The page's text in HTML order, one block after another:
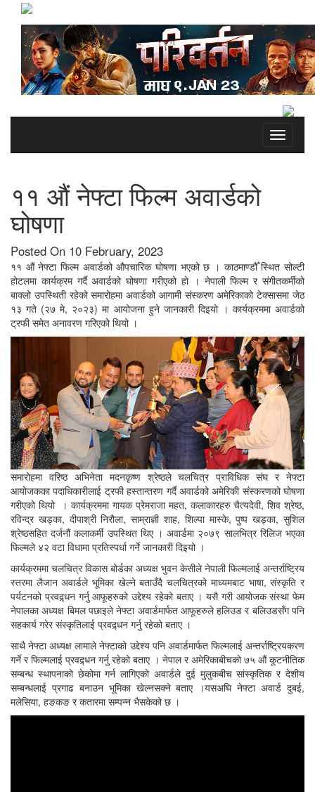
Toggle
११ औं नेफ्टा फिल्म अवार्डको
घोषणा
Posted On 10 February, 2023
११ औं नेफ्टा फिल्म अवार्डको औपचारिक घोषणा भएको छ । काठमाण्डौँ स्थित सोल्टी
होटलमा कार्यक्रम गर्दै अवार्डको घोषणा गरीएको हो । नेपाली फिल्म र संगीतकर्मीको
बाक्लो उपस्थिती रहेको समारोहमा अवार्डको आगामी संस्करण अमेरिकाको टेक्सासमा जेठ
१३ गते (२७ मे, २०२३) मा आयोजना हुने जानकारी दिइयो । कार्यक्रममा अवार्डको
ट्रफी समेत अनावरण गरिएको थियो ।
समारोहमा वरिष्ठ अभिनेता मदनकृष्ण श्रेष्ठले चलचित्र प्राविधिक संघ र नेफ्टा
आयोजकका पदाधिकारीलाई ट्रफी हस्तान्तरण गर्दै अवार्डको अमेरिकी संस्करणको घोषणा
गरीएको थियो । कार्यक्रममा गायक प्रेमराजा महत, कलाकारहरु चैत्यदेवी, शिव श्रेष्ठ,
रविन्द्र खड्का, दीपाश्री निरौला, साम्राज्ञी शाह, शिल्पा मास्के, पुष्प खड्का, सुशिल
श्रेष्ठसहित दर्जनौं कलाकर्मी उपस्थित थिए । अवार्डमा २०७९ सालभित्र रिलिज भएका
फिल्मले ४२ वटा विधामा प्रतिस्पर्धा गर्ने जानकारी दिइयो ।
कार्यक्रममा चलचित्र विकास बोर्डका अध्यक्ष भुवन केसीले नेपाली फिल्मलाई अन्तर्राष्ट्रिय
स्तरमा लैजान अवार्डले भूमिका खेल्ने बताउँदै चलचित्रको माध्यमबाट भाषा, संस्कृति र
पर्यटनको प्रवद्र्धन गर्नु आफूहरुको उद्देश्य रहेको बताए । यसै गरी आयोजक संस्था फेम
नेपालका अध्यक्ष बिमल पछाइले नेफ्टा अवार्डमार्फत आफूहरुले हलिउड र बलिउडसँग पनि
सहकार्य गरेर संस्कृतिलाई प्रवद्र्धन गर्नु रहेको बताए ।
साथै नेफ्टा अध्यक्ष लामाले नेफ्टाको उद्देश्य पनि अवार्डमार्फत फिल्मलाई अन्तर्राष्ट्रियकरण
गर्ने र फिल्मलाई प्रवद्र्धन गर्नु रहेको बताए । नेपाल र अमेरिकाबीचको ७५ औं कूटनीतिक
सम्बन्ध स्थापनाको छेकोमा गर्न लागिएको अवार्डले दुई मुलुकबीच सांस्कृतिक र देशीय
सम्बन्धलाई प्रगाढ बनाउन भूमिका खेल्नसक्ने बताए ।यसअघि नेफ्टा अवार्ड दुबई,
मलेसिया, हङकङ र कतारमा सम्पन्न भैसकेको छ ।